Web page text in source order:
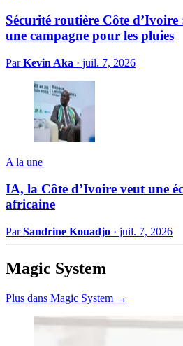
Sécurité routière Côte
une campagne pour les pluies
ParKevin Aka · juil. 7, 2026
A la une
IA, la Côte d’Ivoire veut une
africaine
ParSandrine Kouadjo · juil. 7, 2026
Magic System
Plus dans Magic System →